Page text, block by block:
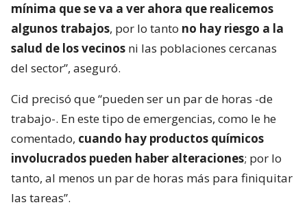
mínima que se va a ver ahora que realicemos
algunos trabajos, por lo tanto no hay riesgo a la
salud de los vecinos ni las poblaciones cercanas
del sector”, aseguró.
Cid precisó que “pueden ser un par de horas -de
trabajo-. En este tipo de emergencias, como le he
comentado, cuando hay productos químicos
involucrados pueden haber alteraciones; por lo
tanto, al menos un par de horas más para finiquitar
las tareas”.